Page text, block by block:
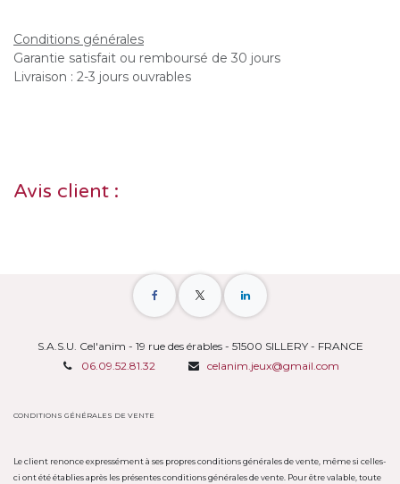
Conditions générales
Garantie satisfait ou remboursé de 30 jours
Livraison : 2-3 jours ouvrables
Avis client :
S.A.S.U. Cel'anim - 19 rue des érables - 51500 SILLERY - FRANCE
06.09.52.81.32
celanim.jeux@gmail.com
CONDITIONS GÉNÉRALES DE VENTE
Le client renonce expressément à ses propres conditions générales de vente, même si celles-
ci ont été établies après les présentes conditions générales de vente. Pour être valable, toute